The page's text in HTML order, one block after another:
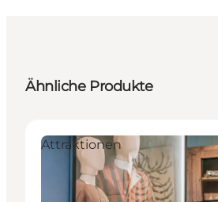
Ähnliche Produkte
Attraktionen